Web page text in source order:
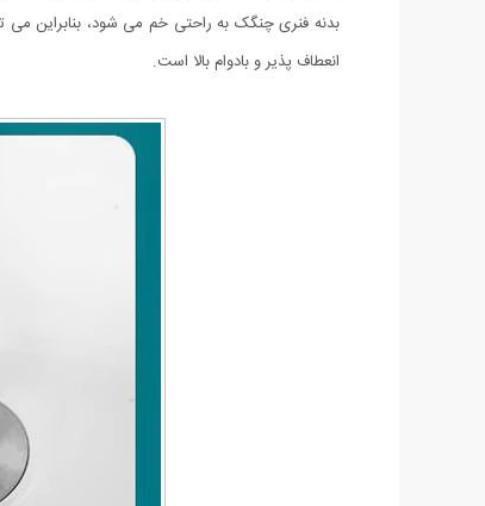
بدنه فنری چنگک به راحتی خم می شود، بنابراین
انعطاف پذیر و بادوام بالا است.